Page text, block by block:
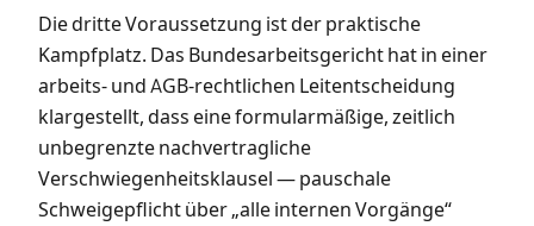
Die dritte Voraussetzung ist der praktische
Kampfplatz. Das Bundesarbeitsgericht hat in einer
arbeits- und AGB-rechtlichen Leitentscheidung
klargestellt, dass eine formularmäßige, zeitlich
unbegrenzte nachvertragliche
Verschwiegenheitsklausel — pauschale
Schweigepflicht über „alle internen Vorgänge“